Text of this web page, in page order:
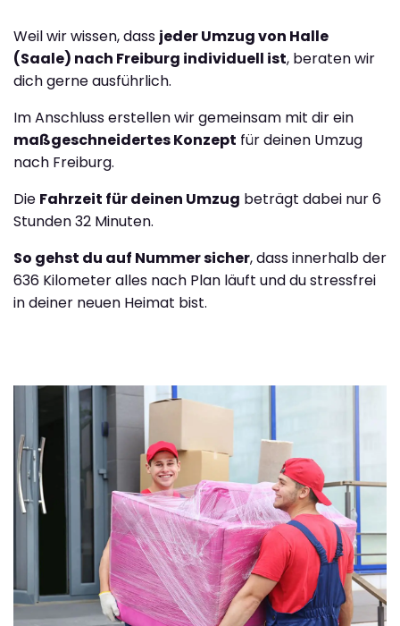
Weil wir wissen, dass jeder Umzug von Halle
(Saale) nach Freiburg individuell ist, beraten wir
dich gerne ausführlich.
Im Anschluss erstellen wir gemeinsam mit dir ein
maßgeschneidertes Konzept für deinen Umzug
nach Freiburg.
Die Fahrzeit für deinen Umzug beträgt dabei nur 6
Stunden 32 Minuten.
So gehst du auf Nummer sicher, dass innerhalb der
636 Kilometer alles nach Plan läuft und du stressfrei
in deiner neuen Heimat bist.